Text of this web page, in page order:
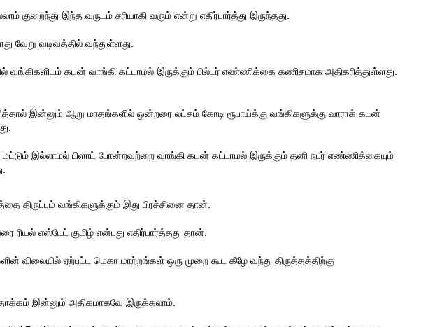
குறைந்து இந்த வருடம் சரியாகி வரும் என்று எதிர்பார்த்து இருந்தது.
வேறு வடிவத்தில் வந்துள்ளது.
வங்கிகளிடம் கடன் வாங்கி கட்டாமல் இருக்கும் பில்டர் எண்ணிக்கை கணிசமாக அதிகரித்துள்ளது.
இன்னும் ஆறு மாதங்களில் ஒன்றரை லட்சம் கோடி ரூபாய்க்கு வங்கிகளுக்கு வாராக் கடன்
மட்டும் இல்லாமல் பிளாட் போன்றவற்றை வாங்கி கடன் கட்டாமல் இருக்கும் தனி நபர் எண்ணிக்கையும்
திருப்பும் வங்கிகளுக்கும் இது பிரச்சினை தான்.
எஸ்டேட் குமிழ் என்பது எதிர்பார்த்தது தான்.
விலையில் ஏற்பட்ட மெகா மாற்றங்கள் ஒரு முறை கூட கீழே வந்து திருத்தத்திற்கு
இன்னும் அதிகமாகவே இருக்கலாம்.